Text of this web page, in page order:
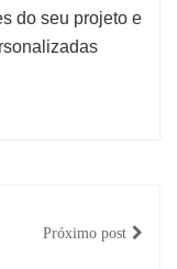
do seu projeto e
Próximo post